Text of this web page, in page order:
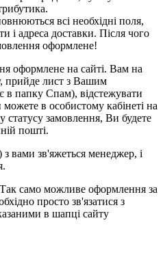
всі необхідні поля,
і адреса доставки. Після чого
оформлене!
оформлене на сайті. Вам на
прийде лист з Вашим
в папку Спам), відстежувати
в особистому кабінеті на
статусу замовлення, Ви будете
пошті.
вами зв'яжеться менеджер, і
Так само можливе оформлення за
просто зв'язатися з
в шапці сайту